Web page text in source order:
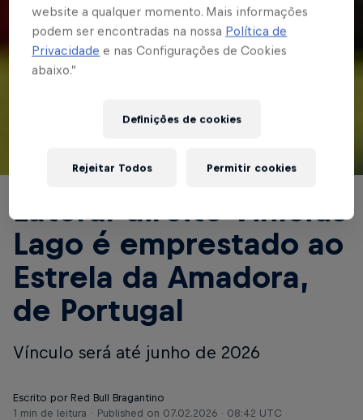
Lateral-direito Vinícius
Lago é emprestado ao
Estrela da Amadora,
de Portugal
Vínculo será até junho de 2026
Escrito por Red Bull Bragantino
1 min de leitura
Published on 07.02.2026 · 08:42 UTC
website a qualquer momento. Mais informações
podem ser encontradas na nossa Política de
Privacidade e nas Configurações de Cookies
abaixo.”
Definições de cookies
Rejeitar Todos Permitir cookies